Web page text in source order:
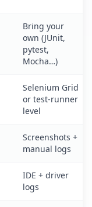
Bring your
own (JUnit,
pytest,
Mocha…)
Selenium Grid
or test-runner
level
Screenshots +
manual logs
IDE + driver
logs